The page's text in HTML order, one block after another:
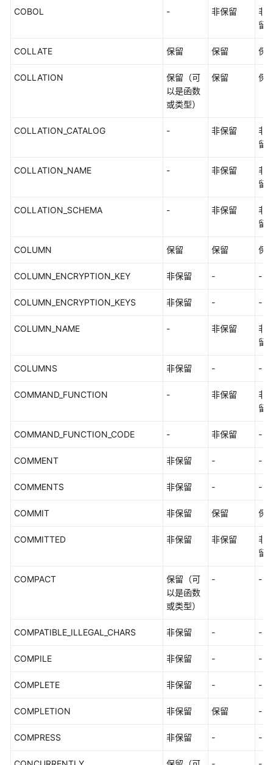
式
量
开
南
调
指
佳
能
皮
参
景
码
例
常
COBOL - 非保留
非
留
COLLATE 保留 保留 保
COLLATION
保留（可
以是函数
或类型）
保留 保
COLLATION_CATALOG - 非保留
非
留
COLLATION_NAME - 非保留
非
留
COLLATION_SCHEMA - 非保留
非
留
COLUMN 保留 保留 保
COLUMN_ENCRYPTION_KEY 非保留 - -
COLUMN_ENCRYPTION_KEYS 非保留 - -
COLUMN_NAME - 非保留
非
留
COLUMNS 非保留 - -
COMMAND_FUNCTION - 非保留
非
留
COMMAND_FUNCTION_CODE - 非保留 -
COMMENT 非保留 - -
COMMENTS 非保留 - -
COMMIT 非保留 保留 保
COMMITTED 非保留 非保留
非
留
COMPACT
保留（可
以是函数
或类型）
- -
COMPATIBLE_ILLEGAL_CHARS 非保留 - -
COMPILE 非保留 - -
COMPLETE 非保留 - -
COMPLETION 非保留 保留 -
COMPRESS 非保留 - -